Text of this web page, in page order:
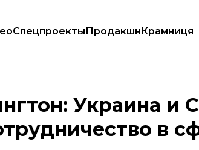
СпецпроектыПродакшнКрамниця
в сферах энергетики и климата
Украина и
в